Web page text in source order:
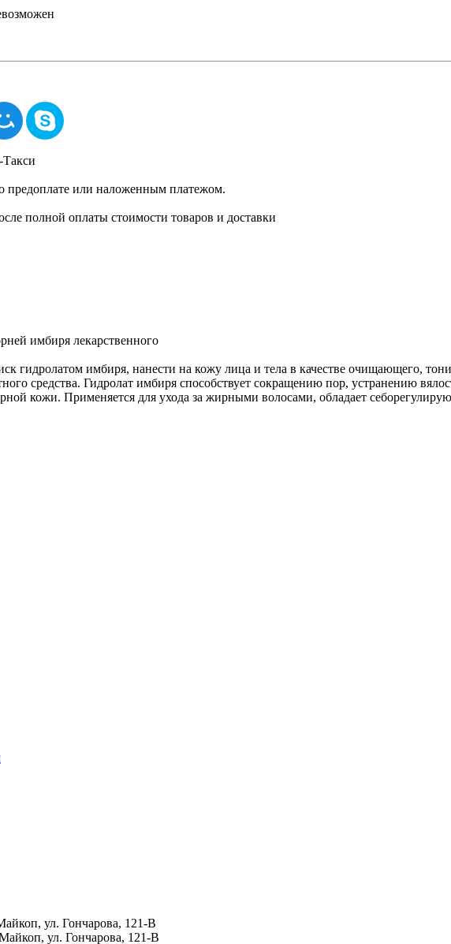
Такси
или наложенным платежом.
полной оплаты стоимости товаров и доставки
имбиря лекарственного
гидролатом имбиря, нанести на кожу лица и тела в качестве очищающего,
средства. Гидролат имбиря способствует сокращению пор, устранению
кожи. Применяется для ухода за жирными волосами, обладает
ул. Гончарова, 121-В
ул. Гончарова, 121-В